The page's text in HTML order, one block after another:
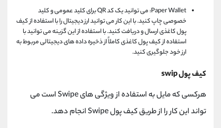
Paper Wallet: می توانید یک کد QR برای کلید عمومی و کلید
خصوصی چاپ کنید. با این کار می توانید ارز دیجیتال را با استفاده از کیف
پول کاغذی ارسال و دریافت کنید. با استفاده از این گزینه می توانید با
استفاده از کیف پول کاغذی کاملاً از ذخیره داده های دیجیتالی مربوط به
ارز خود جلوگیری کنید.
کیف پول swip
هرکسی که مایل به استفاده از ویژگی های Swipe است می
تواند این کار را از طریق کیف پول Swipe انجام دهد.